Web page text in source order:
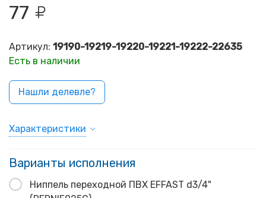
77
Артикул: 19190-19219-19220-19221-19222-22635
Есть в наличии
Нашли делевле?
Характеристики
Варианты исполнения
Ниппель переходной ПВХ EFFAST d3/4"